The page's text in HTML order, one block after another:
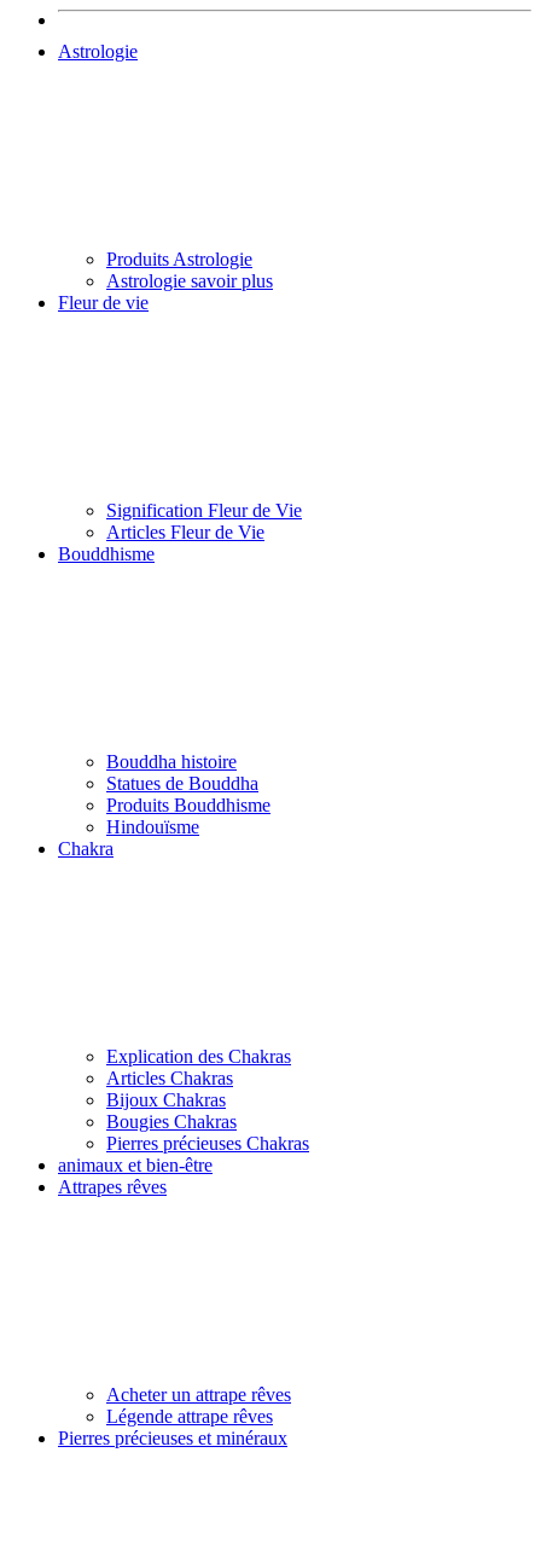
Astrologie
Produits Astrologie
Astrologie savoir plus
Fleur de vie
Signification Fleur de Vie
Articles Fleur de Vie
Bouddhisme
Bouddha histoire
Statues de Bouddha
Produits Bouddhisme
Hindouïsme
Chakra
Explication des Chakras
Articles Chakras
Bijoux Chakras
Bougies Chakras
Pierres précieuses Chakras
animaux et bien-être
Attrapes rêves
Acheter un attrape rêves
Légende attrape rêves
Pierres précieuses et minéraux